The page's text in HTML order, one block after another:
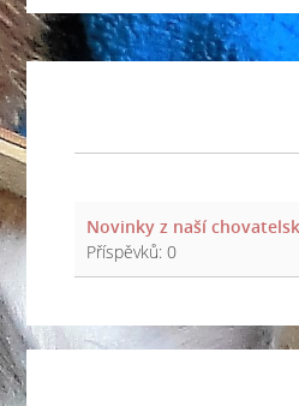
Novinky z naší
Příspěvků: 0